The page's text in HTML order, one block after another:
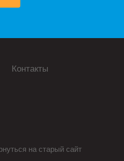
Контакты
на старый сайт